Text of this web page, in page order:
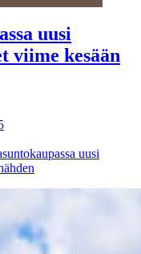
uusi
viime kesään
uusi